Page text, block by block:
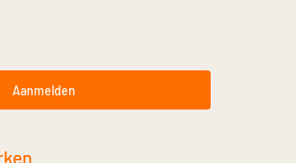
Aanmelden